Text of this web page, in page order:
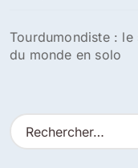
Tourdumondiste :
du monde en solo
R
e